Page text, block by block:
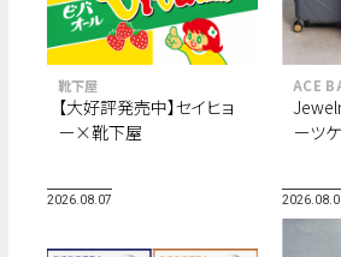
靴下屋
【大好評発売中】セイヒョ
ー×靴下屋
ACE
ーツ
2026.08.07